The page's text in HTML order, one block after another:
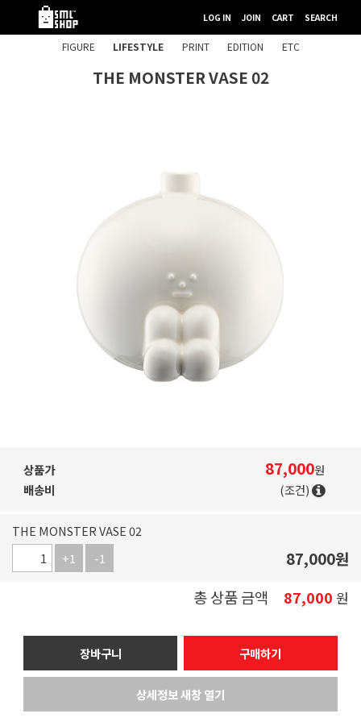
LOG IN JOIN CART SEARCH
FIGURE LIFESTYLE PRINT EDITION ETC
THE MONSTER VASE 02
상품가 87,000원
배송비
(조건)
THE MONSTER VASE 02
+1
-1 87,000원
총 상품 금액
87,000 원
장바구니 구매하기
상세정보 새창 열기